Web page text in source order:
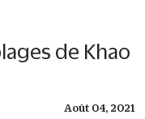
de Khao
Août 04, 2021